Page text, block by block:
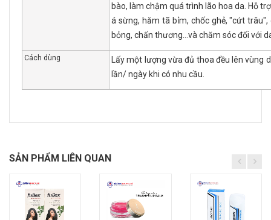
bào, làm chậm quá trình lão hoa da. Hỗ
á sừng, hăm tã bỉm, chốc ghẻ, "cứt
bỏng, chấn thương...và chăm sóc đối với
Cách dùng
Lấy một lượng vừa đủ thoa đều lên
lần/ ngày khi có nhu cầu.
SẢN PHẨM LIÊN QUAN